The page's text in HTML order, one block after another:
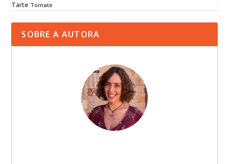
Tarte Tomate
SOBRE A AUTORA